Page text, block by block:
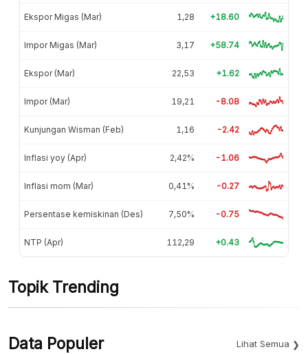
Ekspor Migas (Mar) 1,28 +18.60
Impor Migas (Mar) 3,17 +58.74
Ekspor (Mar) 22,53 +1.62
Impor (Mar) 19,21 -8.08
Kunjungan Wisman (Feb) 1,16 -2.42
Inflasi yoy (Apr) 2,42% -1.06
Inflasi mom (Mar) 0,41% -0.27
Persentase kemiskinan (Des) 7,50% -0.75
NTP (Apr) 112,29 +0.43
Topik Trending
Data Populer Lihat Semua